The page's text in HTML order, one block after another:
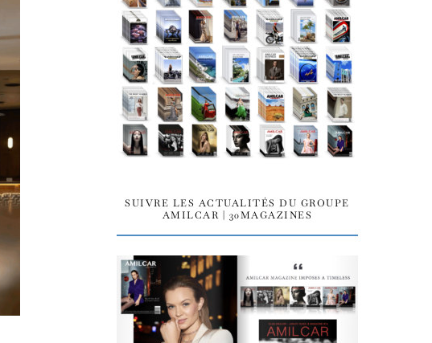
SUIVRE LES ACTUALITÉS DU GROUPE
AMILCAR | 30MAGAZINES